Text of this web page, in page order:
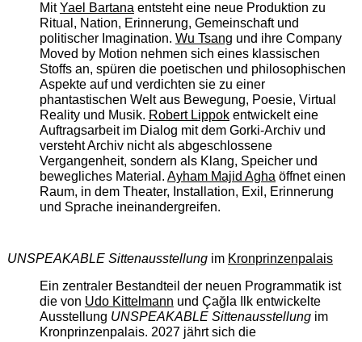
MitYael Bartanaentsteht eine neue Produktion zu
Ritual, Nation, Erinnerung, Gemeinschaft und
politischer Imagination. Wu Tsang und ihre Company
Moved by Motion nehmen sich eines klassischen
Stoffs an, spüren die poetischen und philosophischen
Aspekte auf und verdichten sie zu einer
phantastischen Welt aus Bewegung, Poesie, Virtual
Reality und Musik. Robert Lippokentwickelt eine
Auftragsarbeit im Dialog mit dem Gorki-Archiv und
versteht Archiv nicht als abgeschlossene
Vergangenheit, sondern als Klang, Speicher und
bewegliches Material. Ayham Majid Aghaöffnet einen
Raum, in dem Theater, Installation, Exil, Erinnerung
und Sprache ineinandergreifen.
UNSPEAKABLE Sittenausstellungim Kronprinzenpalais
Ein zentraler Bestandteil der neuen Programmatik ist
die von Udo Kittelmann und Çağla Ilk entwickelte
Ausstellung UNSPEAKABLE Sittenausstellungim
Kronprinzenpalais. 2027 jährt sich die